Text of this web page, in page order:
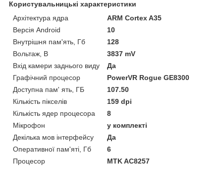
Користувальницькі характеристики
Архітектура ядра
ARM Cortex A35
Версія Android
10
Внутрішня пам'ять, Гб
128
Вольтаж, В
3837 mV
Вхід камери заднього виду
Да
Графічний процесор
PowerVR Rogue GE8300
Доступна пам' ять, ГБ
107.50
Кількість пікселів
159 dpi
Кількість ядер процесора
8
Мікрофон
у комплекті
Декілька мов інтерфейсу
Да
Оперативної пам'яті, Гб
6
Процесор
MTK AC8257